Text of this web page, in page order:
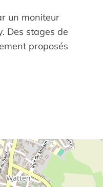
un moniteur
Des stages de
proposés